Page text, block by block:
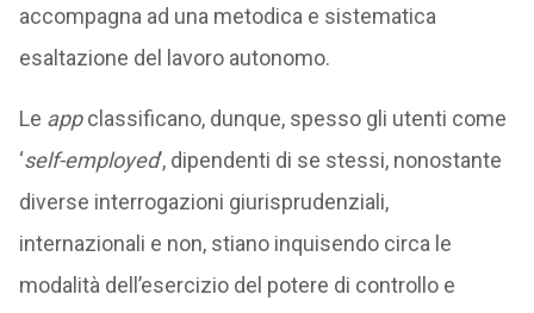
accompagna ad una metodica e sistematica
esaltazione del lavoro autonomo.
Le appclassificano, dunque, spesso gli utenti come
‘self-employed’, dipendenti di se stessi, nonostante
diverse interrogazioni giurisprudenziali,
internazionali e non, stiano inquisendo circa le
modalità dell’esercizio del potere di controllo e